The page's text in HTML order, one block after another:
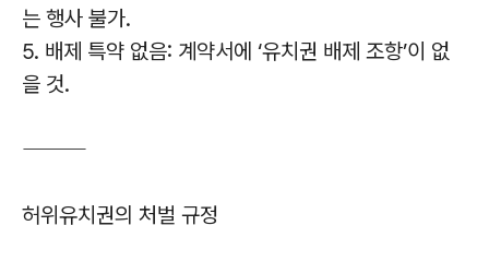
는 행사 불가.
5. 배제 특약 없음: 계약서에 ‘유치권 배제 조항’이 없
을 것.
⸻
허위유치권의 처벌 규정